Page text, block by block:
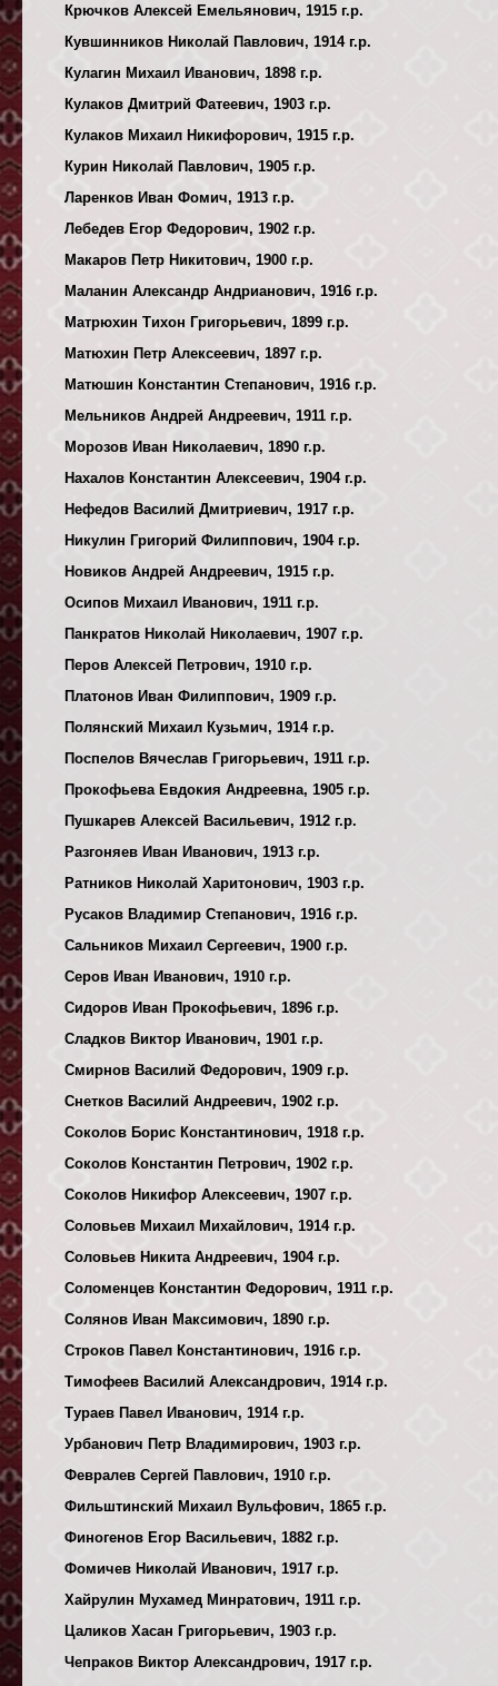
Крючков Алексей Емельянович, 1915 г.р.
Кувшинников Николай Павлович, 1914 г.р.
Кулагин Михаил Иванович, 1898 г.р.
Кулаков Дмитрий Фатеевич, 1903 г.р.
Кулаков Михаил Никифорович, 1915 г.р.
Курин Николай Павлович, 1905 г.р.
Ларенков Иван Фомич, 1913 г.р.
Лебедев Егор Федорович, 1902 г.р.
Макаров Петр Никитович, 1900 г.р.
Маланин Александр Андрианович, 1916 г.р.
Матрюхин Тихон Григорьевич, 1899 г.р.
Матюхин Петр Алексеевич, 1897 г.р.
Матюшин Константин Степанович, 1916 г.р.
Мельников Андрей Андреевич, 1911 г.р.
Морозов Иван Николаевич, 1890 г.р.
Нахалов Константин Алексеевич, 1904 г.р.
Нефедов Василий Дмитриевич, 1917 г.р.
Никулин Григорий Филиппович, 1904 г.р.
Новиков Андрей Андреевич, 1915 г.р.
Осипов Михаил Иванович, 1911 г.р.
Панкратов Николай Николаевич, 1907 г.р.
Перов Алексей Петрович, 1910 г.р.
Платонов Иван Филиппович, 1909 г.р.
Полянский Михаил Кузьмич, 1914 г.р.
Поспелов Вячеслав Григорьевич, 1911 г.р.
Прокофьева Евдокия Андреевна, 1905 г.р.
Пушкарев Алексей Васильевич, 1912 г.р.
Разгоняев Иван Иванович, 1913 г.р.
Ратников Николай Харитонович, 1903 г.р.
Русаков Владимир Степанович, 1916 г.р.
Сальников Михаил Сергеевич, 1900 г.р.
Серов Иван Иванович, 1910 г.р.
Сидоров Иван Прокофьевич, 1896 г.р.
Сладков Виктор Иванович, 1901 г.р.
Смирнов Василий Федорович, 1909 г.р.
Снетков Василий Андреевич, 1902 г.р.
Соколов Борис Константинович, 1918 г.р.
Соколов Константин Петрович, 1902 г.р.
Соколов Никифор Алексеевич, 1907 г.р.
Соловьев Михаил Михайлович, 1914 г.р.
Соловьев Никита Андреевич, 1904 г.р.
Соломенцев Константин Федорович, 1911 г.р.
Солянов Иван Максимович, 1890 г.р.
Строков Павел Константинович, 1916 г.р.
Тимофеев Василий Александрович, 1914 г.р.
Тураев Павел Иванович, 1914 г.р.
Урбанович Петр Владимирович, 1903 г.р.
Февралев Сергей Павлович, 1910 г.р.
Фильштинский Михаил Вульфович, 1865 г.р.
Финогенов Егор Васильевич, 1882 г.р.
Фомичев Николай Иванович, 1917 г.р.
Хайрулин Мухамед Минратович, 1911 г.р.
Цаликов Хасан Григорьевич, 1903 г.р.
Чепраков Виктор Александрович, 1917 г.р.